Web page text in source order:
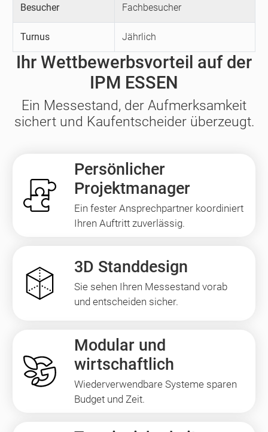
Besucher Fachbesucher
Turnus Jährlich
Ihr Wettbewerbsvorteil auf der
IPM ESSEN
Ein Messestand, der Aufmerksamkeit
sichert und Kaufentscheider überzeugt.
Persönlicher
Projektmanager
Ein fester Ansprechpartner koordiniert
Ihren Auftritt zuverlässig.
3D Standdesign
Sie sehen Ihren Messestand vorab
und entscheiden sicher.
Modular und
wirtschaftlich
Wiederverwendbare Systeme sparen
Budget und Zeit.